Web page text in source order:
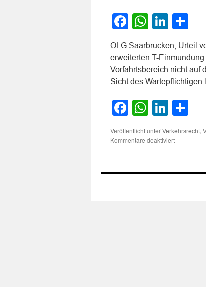
Facebook
OLG Saarbrücken, Urteil
erweiterten T-
Vorfahrtsbereich nicht auf
Sicht des
Facebook
Veröffentlicht unter Verkehrsrecht,
Kommentare deaktiviertfür
einer